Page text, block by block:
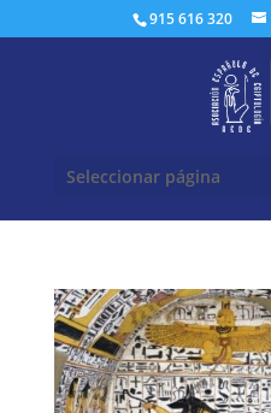
915 616 320
Seleccionar página